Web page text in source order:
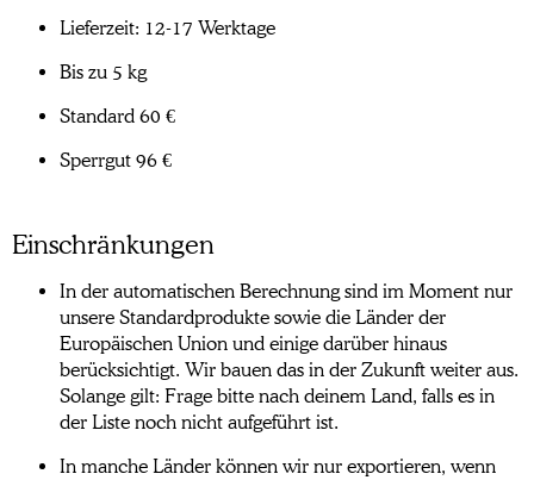
Lieferzeit: 12-17 Werktage
Bis zu 5 kg
Standard 60 €
Sperrgut 96 €
Einschränkungen
In der automatischen Berechnung sind im Moment nur
unsere Standardprodukte sowie die Länder der
Europäischen Union und einige darüber hinaus
berücksichtigt. Wir bauen das in der Zukunft weiter aus.
Solange gilt: Frage bitte nach deinem Land, falls es in
der Liste noch nicht aufgeführt ist.
In manche Länder können wir nur exportieren, wenn